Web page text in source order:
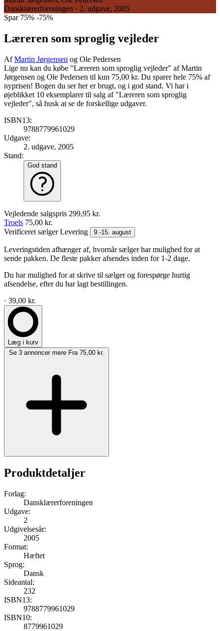
Dansklærerforeningen · 2. udgave, 2005
Spar 75% -75%
Læreren som sproglig vejleder
AfMartin Jørgensen og Ole Pedersen
Lige nu kan du købe "Læreren som sproglig vejleder" af Martin
Jørgensen og Ole Pedersen til kun 75,00 kr. Du sparer hele 75% af
nyprisen! Bogen du ser her er brugt, og i god stand. Vi har i
øjeblikket 10 eksemplarer til salg af "Læreren som sproglig
vejleder", så husk at se de forskellige udgaver.
ISBN13:
9788779961029
Udgave:
2. udgave, 2005
Stand:
God stand
Vejledende salgspris 299,95 kr.
Troels 75,00 kr.
Verificeret sælgerLevering 9.-15. august
Leveringstiden afhænger af, hvornår sælger har mulighed for at
sende pakken. De fleste pakker afsendes inden for 1-2 dage.
Du har mulighed for at skrive til sælger og forespørge hurtig
afsendelse, efter du har lagt bestillingen.
· 39,00 kr.
Læg i kurv
Se 3 annoncer mere Fra 75,00 kr.
Produktdetaljer
Forlag:
Dansklærerforeningen
Udgave:
2
Udgivelsesår:
2005
Format:
Hæftet
Sprog:
Dansk
Sideantal:
232
ISBN13:
9788779961029
ISBN10:
8779961029